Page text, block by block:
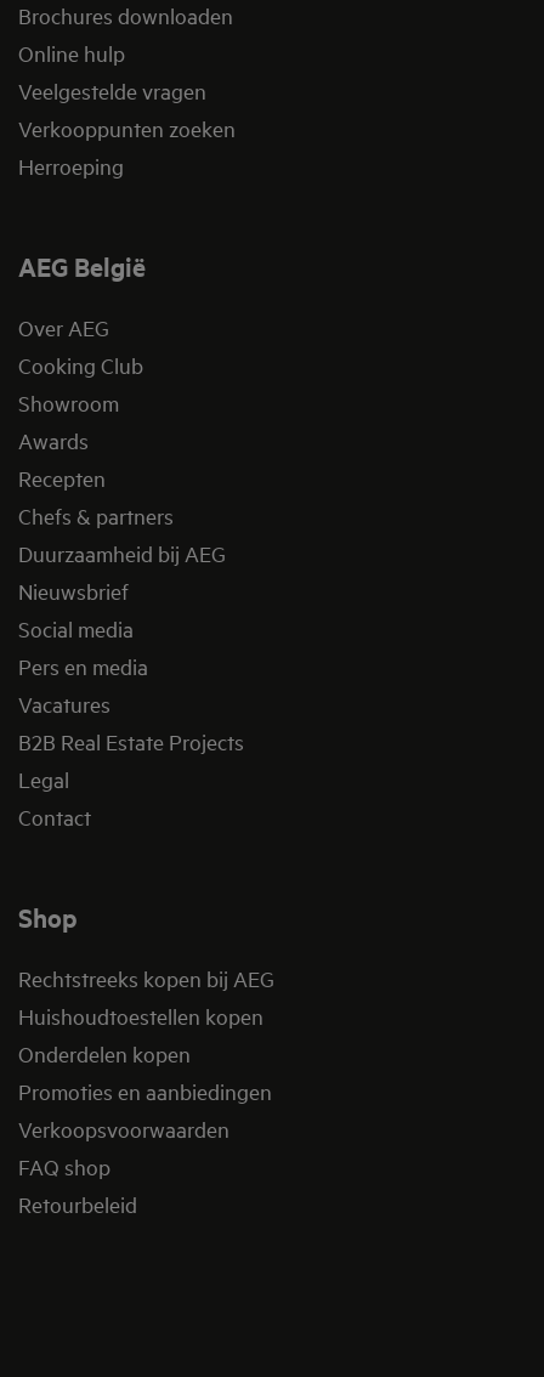
Brochures downloaden
Online hulp
Veelgestelde vragen
Verkooppunten zoeken
Herroeping
AEG België
Over AEG
Cooking Club
Showroom
Awards
Recepten
Chefs & partners
Duurzaamheid bij AEG
Nieuwsbrief
Social media
Pers en media
Vacatures
B2B Real Estate Projects
Legal
Contact
Shop
Rechtstreeks kopen bij AEG
Huishoudtoestellen kopen
Onderdelen kopen
Promoties en aanbiedingen
Verkoopsvoorwaarden
FAQ shop
Retourbeleid​